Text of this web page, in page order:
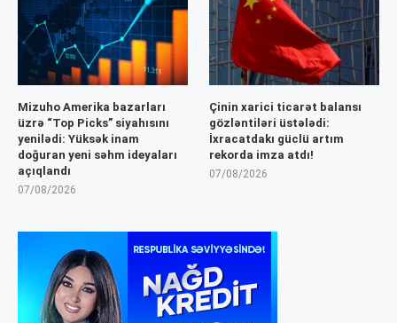
Mizuho Amerika bazarları
üzrə “Top Picks” siyahısını
yenilədi: Yüksək inam
doğuran yeni səhm ideyaları
açıqlandı
07/08/2026
Çinin xarici ticarət balansı
gözləntiləri üstələdi:
İxracatdakı güclü artım
rekorda imza atdı!
07/08/2026